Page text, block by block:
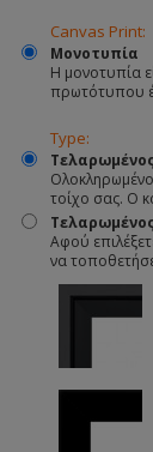
Canvas Print:
Μονοτυπία
Η μονοτυπία
πρωτότυπου
Type:
τοίχο σας. Ο
Αφού
να